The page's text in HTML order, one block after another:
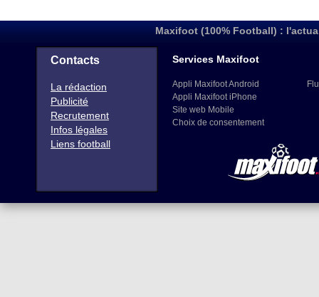
Maxifoot (100% Football) :
Contacts
La rédaction
Publicité
Recrutement
Infos légales
Liens football
Services Maxifoot
Appli Maxifoot Android
Appli Maxifoot iPhone
Site web Mobile
Choix de consentement